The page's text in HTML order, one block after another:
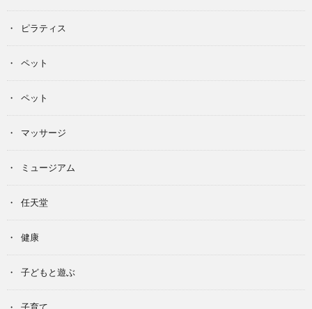
ピラティス
ペット
ペット
マッサージ
ミュージアム
任天堂
健康
子どもと遊ぶ